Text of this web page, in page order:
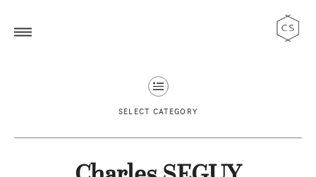
SELECT CATEGORY